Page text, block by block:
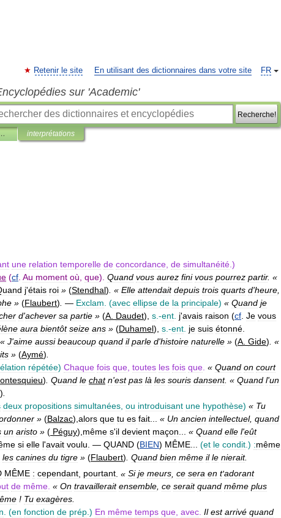
FR
Retenir le site En utilisant des dictionnaires dans votre site
sur 'Academic'
Recherche!
Universelle interprétations
une relation temporelle de concordance de simultanéité .)
(cf Au moment où que). Quand vous aurez fini vous pourrez partir. «
j'étais roi » (Stendhal) . « Elle attendait depuis trois quarts d'heure
» (Flaubert) — Exclam (avec ellipse de la principale) « Quand je
d'achever sa partie » (A Daudet), s .-ent j'avais raison (cf Je vous
aura bientôt seize ans » (Duhamel), s .-ent je suis étonné
« J'aime aussi beaucoup quand il parle d'histoire naturelle » (A Gide) . «
» (Aymé)
répétée) Chaque fois que toutes les fois que « Quand on court
) Quand le chat n'est pas là les souris dansent. « Quand l'un
)
deux propositions simultanées ou introduisant une hypothèse) « Tu
» (Balzac), alors que tu es fait « Un ancien intellectuel, quand
un aristo » ( Péguy), même s'il devient maçon « Quand elle l'eût
si elle l'avait voulu . — QUAND (BIEN) MÊME (et le condit .) :même
les canines du tigre » (Flaubert) Quand bien même il le nierait.
MÊME : cependant pourtant « Si je meurs ce sera en t'adorant
de même. « On travaillerait ensemble, ce serait quand même plus
! Tu exagères.
. (en fonction de prép.) En même temps que, avec. Il est arrivé quand